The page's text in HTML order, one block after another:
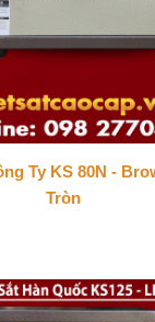
Ty KS 80N -
Tròn